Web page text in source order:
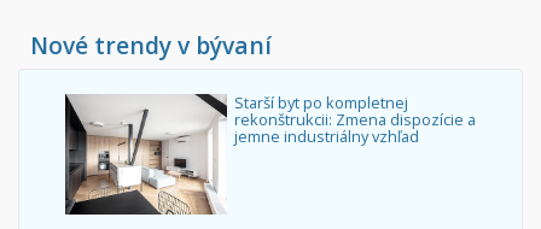
Nové trendy v bývaní
Starší byt po kompletnej
rekonštrukcii: Zmena dispozície a
jemne industriálny vzhľad